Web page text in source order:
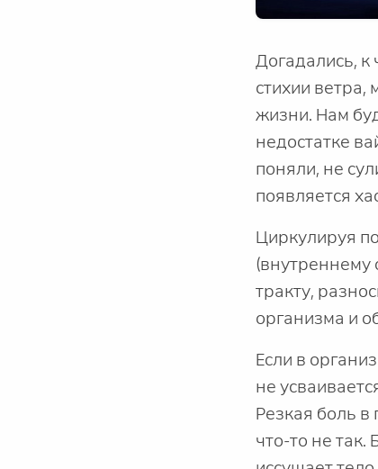
Догадались, к
стихии ветра,
жизни. Нам
недостатке
поняли, не
появляется
Циркулируя
тракту,
организма и
Если в
не
Резкая боль в
что-то не